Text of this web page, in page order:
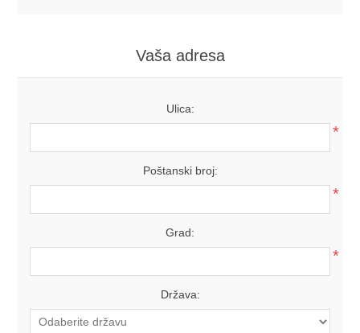
Vaša adresa
Ulica:
*
Poštanski broj:
*
Grad:
*
Država: